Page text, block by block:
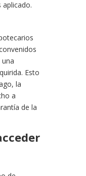
aplicado.
Esto
la
a
de la